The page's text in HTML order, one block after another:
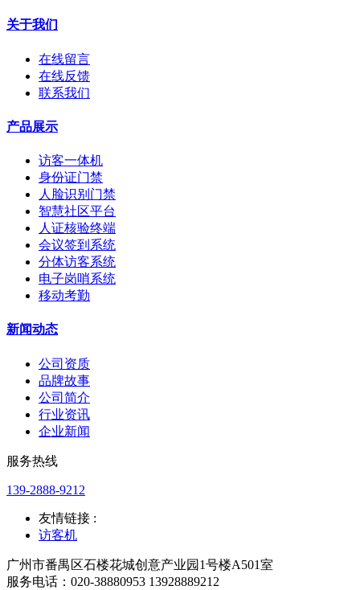
关于我们
在线留言
在线反馈
联系我们
产品展示
访客一体机
身份证门禁
人脸识别门禁
智慧社区平台
人证核验终端
会议签到系统
分体访客系统
电子岗哨系统
移动考勤
新闻动态
公司资质
品牌故事
公司简介
行业资讯
企业新闻
服务热线
139-2888-9212
友情链接 :
访客机
广州市番禺区石楼花城创意产业园1号楼A501室
服务电话：020-38880953 13928889212